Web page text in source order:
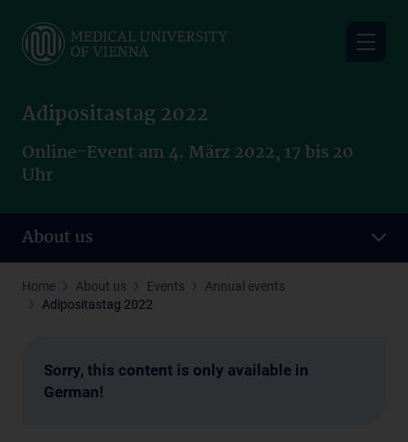
main
Adipositastag 2022
Online-Event am 4. März 2022, 17 bis 20
Uhr
About us
Home About us Events
Annual events
Adipositastag 2022
Sorry, this content is only available in
German!